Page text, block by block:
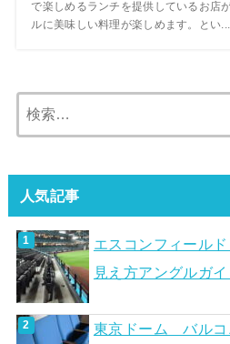
で楽しめるランチを提供しているお店
ルに美味しい料理が楽しめます。とい...
索:
人気記事
エスコンフィール
見え方アングルガイ
東京ドーム バルコ